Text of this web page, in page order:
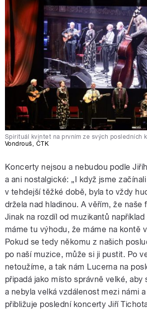
Spirituál kvintet na prvním ze svých posledních
Vondrouš, ČTK
Koncerty nejsou a nebudou podle
a ani nostalgické: „I když jsme
v tehdejší těžké době, byla to vždy
držela nad hladinou. A věřím, že naše
Jinak na rozdíl od muzikantů
máme tu výhodu, že máme na kontě
Pokud se tedy někomu z našich
po naší muzice, může si ji pustit. Po
netoužíme, a tak nám Lucerna na
připadá jako místo správně velké, aby
a nebyla velká vzdálenost mezi námi
přibližuje poslední koncerty Jiří